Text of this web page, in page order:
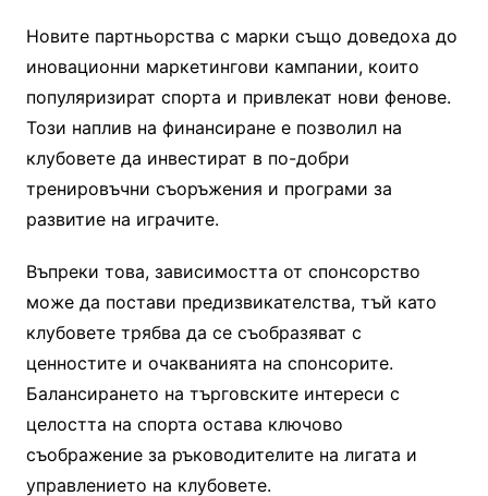
Новите партньорства с марки също доведоха до
иновационни маркетингови кампании, които
популяризират спорта и привлекат нови фенове.
Този наплив на финансиране е позволил на
клубовете да инвестират в по-добри
тренировъчни съоръжения и програми за
развитие на играчите.
Въпреки това, зависимостта от спонсорство
може да постави предизвикателства, тъй като
клубовете трябва да се съобразяват с
ценностите и очакванията на спонсорите.
Балансирането на търговските интереси с
целостта на спорта остава ключово
съображение за ръководителите на лигата и
управлението на клубовете.